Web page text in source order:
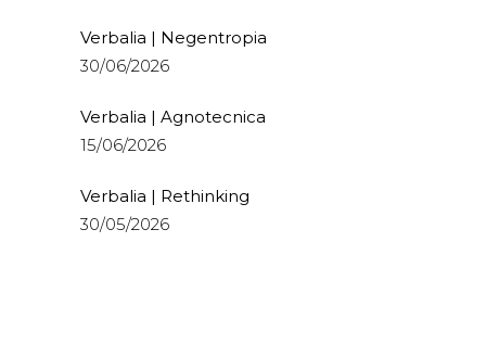
Verbalia | Negentropia
30/06/2026
Verbalia | Agnotecnica
15/06/2026
Verbalia | Rethinking
30/05/2026